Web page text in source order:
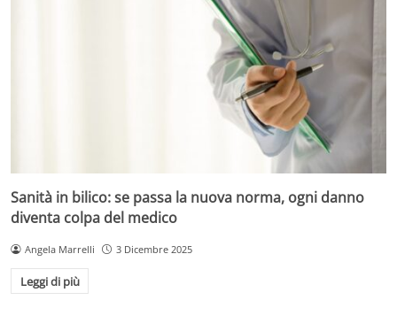
Sanità in bilico: se passa la nuova norma, ogni danno
diventa colpa del medico
Angela Marrelli 3 Dicembre 2025
Leggi di più